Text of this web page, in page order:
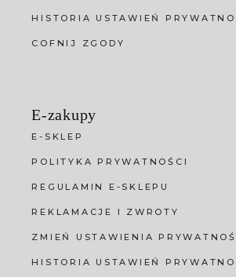
HISTORIA USTAWIEŃ
COFNIJ ZGODY
E-zakupy
E-SKLEP
POLITYKA PRYWATNOŚCI
REGULAMIN E-SKLEPU
REKLAMACJE I ZWROTY
ZMIEŃ USTAWIENIA
HISTORIA USTAWIEŃ